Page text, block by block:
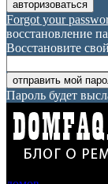
Forgot your
восстановление
Восстановите
Пароль будет